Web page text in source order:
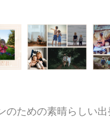
ための素晴らしい